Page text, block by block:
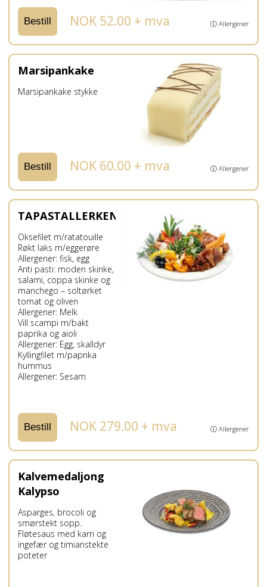
Bestill NOK 52.00 + mva ⓘ Allergener
Marsipankake
Marsipankake stykke
Bestill NOK 60.00 + mva ⓘ Allergener
TAPASTALLERKEN
Oksefilet m/ratatouille
Røkt laks m/eggerøre
Allergener: fisk, egg
Anti pasti: moden skinke,
salami, coppa skinke og
manchego – soltørket
tomat og oliven
Allergener: Melk
Vill scampi m/bakt
paprika og aioli
Allergener: Egg, skalldyr
Kyllingfilet m/paprika
hummus
Allergener: Sesam
Bestill NOK 279.00 + mva ⓘ Allergener
Kalvemedaljong
Kalypso
Asparges, brocoli og
smørstekt sopp.
Fløtesaus med karri og
ingefær og timianstekte
poteter